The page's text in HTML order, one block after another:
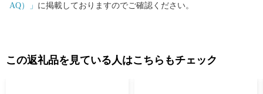
AQ）」 に掲載しておりますのでご確認ください。
この返礼品を見ている人はこちらもチェック